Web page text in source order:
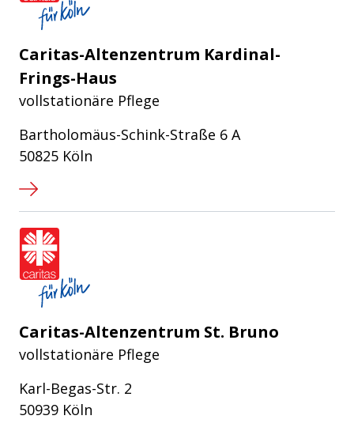
Caritas-Altenzentrum Kardinal-
Frings-Haus
vollstationäre Pflege
Bartholomäus-Schink-Straße 6 A
50825 Köln
Caritas-Altenzentrum St. Bruno
vollstationäre Pflege
Karl-Begas-Str. 2
50939 Köln